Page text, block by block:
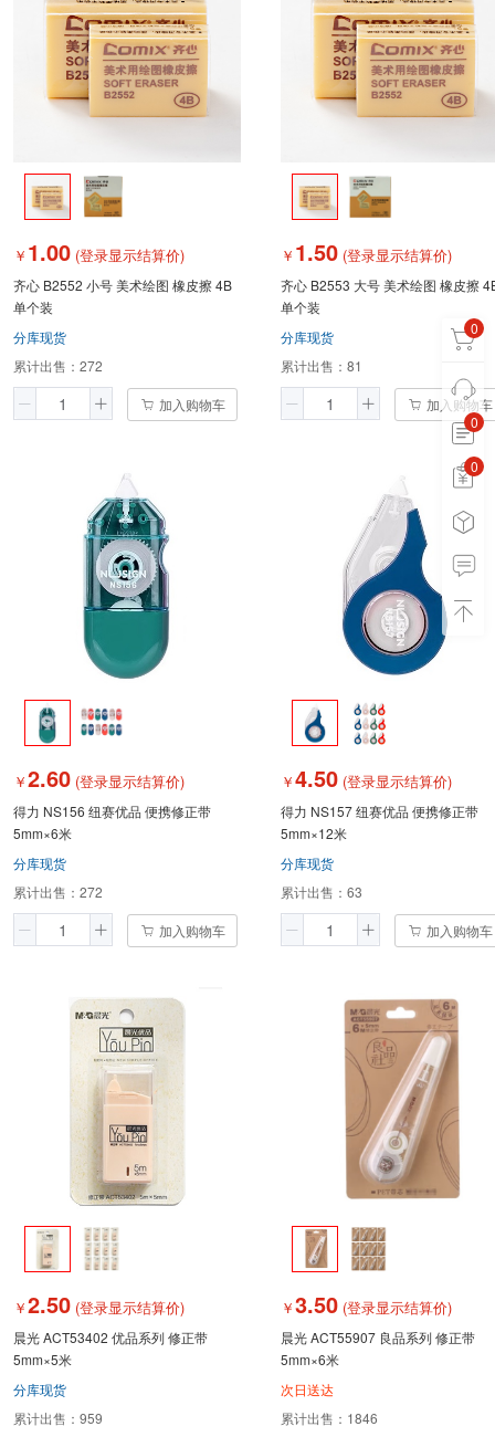
0
0
0 0
￥ 1.00 (登录显示结算价)
齐心 B2552 小号 美术绘图 橡皮擦 4B
单个装
分库现货
累计出售： 272
加入购物车
￥ 1.50 (登录显示结算价)
齐心 B2553 大号 美术绘图 橡皮擦
单个装
分库现货
累计出售： 81
加入购物车
￥2.60 (登录显示结算价)
得力 NS156 纽赛优品 便携修正带
5mm×6米
分库现货
累计出售： 272
加入购物车
￥4.50 (登录显示结算价)
得力 NS157 纽赛优品 便携修正带
5mm×12米
分库现货
累计出售： 63
加入购物车
￥2.50 (登录显示结算价)
晨光 ACT53402 优品系列 修正带
5mm×5米
分库现货
累计出售： 959
￥3.50 (登录显示结算价)
晨光 ACT55907 良品系列 修正带
5mm×6米
次日送达
累计出售： 1846